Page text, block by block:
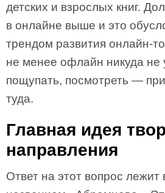
детских и взрослых книг.
в онлайне выше и это
трендом развития онлайн-
не менее офлайн никуда не
пощупать, посмотреть —
туда.
Главная идея
направления
Ответ на этот вопрос лежит